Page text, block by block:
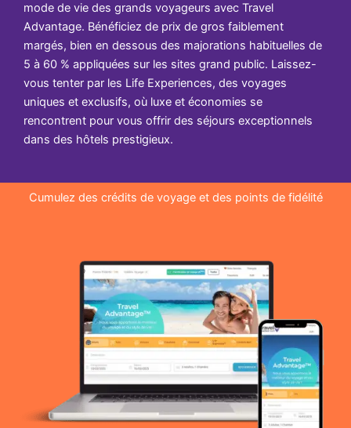
mode de vie des grands voyageurs avec Travel
Advantage. Bénéficiez de prix de gros faiblement
margés, bien en dessous des majorations habituelles de
5 à 60 % appliquées sur les sites grand public. Laissez-
vous tenter par les Life Experiences, des voyages
uniques et exclusifs, où luxe et économies se
rencontrent pour vous offrir des séjours exceptionnels
dans des hôtels prestigieux.
Cumulez des crédits de voyage et des points de fidélité